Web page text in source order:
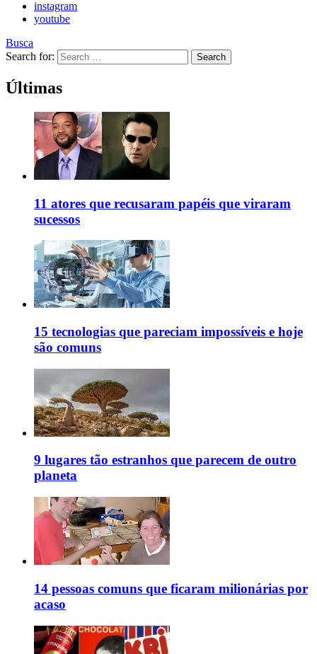
instagram
youtube
Busca
Search for:
Search
Últimas
11 atores que recusaram papéis que viraram
sucessos
15 tecnologias que pareciam impossíveis e hoje
são comuns
9 lugares tão estranhos que parecem de outro
planeta
14 pessoas comuns que ficaram milionárias por
acaso